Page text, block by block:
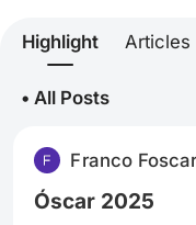
Highlight Articles
• All Posts
Franco
Óscar 2025